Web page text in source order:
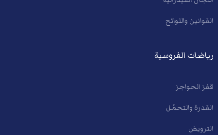
القوانين واللوائح
رياضات الفروسية
قفز الحواجز
القدرة والتحمّل
الترويض